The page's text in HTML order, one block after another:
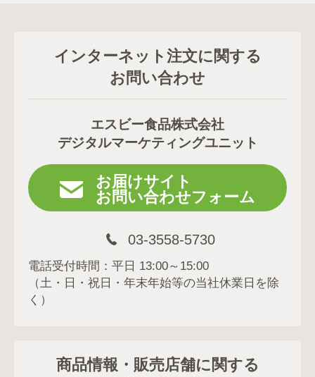
インターネット注文に関する
お問い合わせ
エスビー食品株式会社
デジタルマーケティングユニット
お届けサイト
お問い合わせフォーム
03-3558-5730
電話受付時間：平日 13:00～15:00
（土・日・祝日・年末年始等の当社休業日を除
く）
商品情報・販売店舗に関する